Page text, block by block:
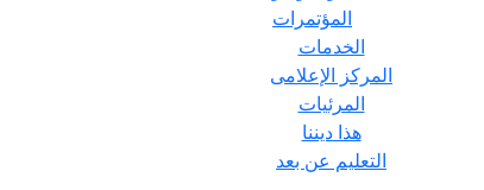
المؤتمرات
الخدمات
المركز الإعلامى
المرئيات
هذا ديننا
التعليم عن بعد